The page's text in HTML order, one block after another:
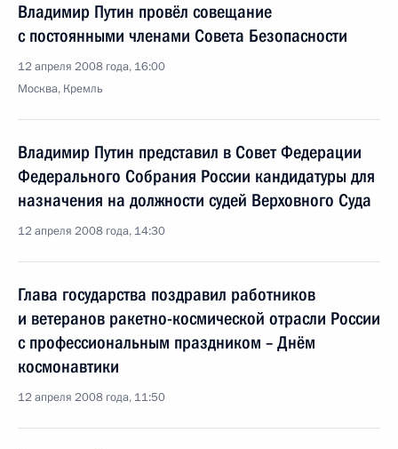
Владимир Путин провёл совещание
с постоянными членами Совета Безопасности
12 апреля 2008 года, 16:00
Москва, Кремль
Владимир Путин представил в Совет Федерации
Федерального Собрания России кандидатуры для
назначения на должности судей Верховного Суда
12 апреля 2008 года, 14:30
Глава государства поздравил работников
и ветеранов ракетно-космической отрасли России
с профессиональным праздником – Днём
космонавтики
12 апреля 2008 года, 11:50